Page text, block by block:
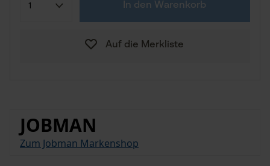
In den Warenkorb
Auf die Merkliste
JOBMAN
Zum Jobman Markenshop